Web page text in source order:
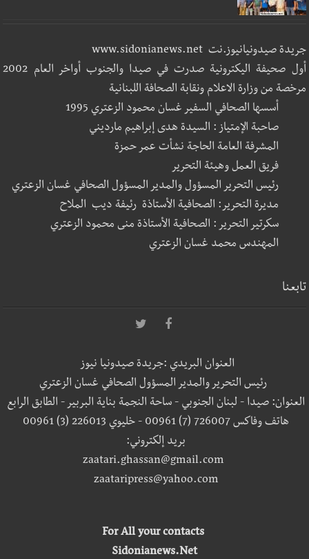
جريدة صيدونيانيوز.نت www.sidonianews.net
أول صحيفة اليكترونية صدرت في صيدا والجنوب أواخر العام 2002
مرخصة من وزارة الاعلام ونقابة الصحافة اللبنانية
أسسها الصحافي السفير غسان محمود الزعتري 1995
صاحبة الإمتياز : السيدة هدى إبراهيم مارديني
المشرفة العامة الحاجة نشأت عمر حمزة
فريق العمل وهيئة التحرير
رئيس التحرير المسؤول والمدير المسؤول الصحافي غسان الزعتري
مديرة التحرير: الصحافية الأستاذة رئيفة ديب الملاح
سكرتير التحرير : الصحافية الأستاذة منى محمود الزعتري
المهندس محمد غسان الزعتري
تابعنا
العنوان البريدي :جريدة صيدونيا نيوز
رئيس التحرير والمدير المسؤول الصحافي غسان الزعتري
العنوان: صيدا - لبنان الجنوبي - ساحة النجمة بناية البربير - الطابق الرابع
هاتف وفاكس 726007 (7) 00961 - خليوي 226013 (3) 00961
بريد إلكتروني:
zaatari.ghassan@gmail.com
zaataripress@yahoo.com
For All your contacts
Sidonianews.Net